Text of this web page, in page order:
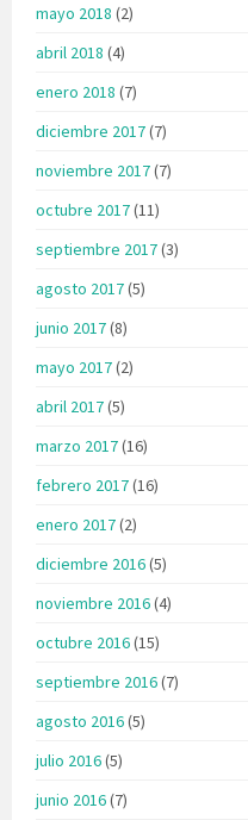
mayo 2018 (2)
abril 2018 (4)
enero 2018 (7)
diciembre 2017(7)
noviembre 2017(7)
octubre 2017(11)
septiembre 2017(3)
agosto 2017(5)
junio 2017(8)
mayo 2017(2)
abril 2017(5)
marzo 2017(16)
febrero 2017(16)
enero 2017(2)
diciembre 2016(5)
noviembre 2016(4)
octubre 2016(15)
septiembre 2016(7)
agosto 2016(5)
julio 2016(5)
junio 2016(7)